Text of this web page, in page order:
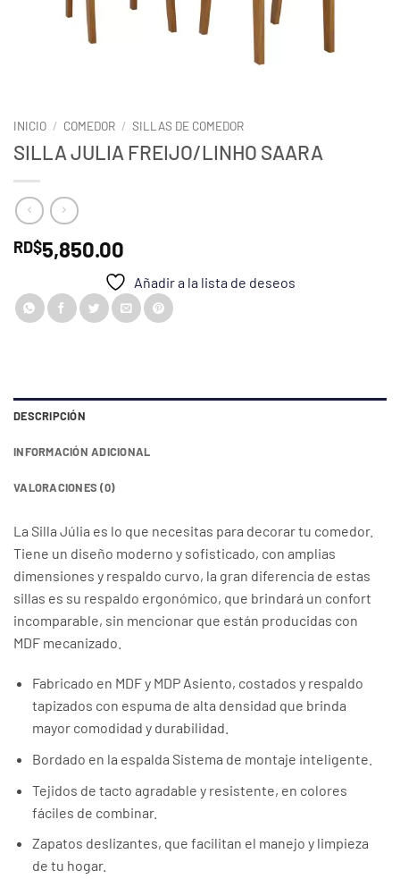
INICIO / COMEDOR / SILLAS DE COMEDOR
SILLA JULIA FREIJO/LINHO SAARA
RD$5,850.00
Añadir a la lista de deseos
DESCRIPCIÓN
INFORMACIÓN ADICIONAL
VALORACIONES (0)
La Silla Júlia es lo que necesitas para decorar tu comedor.
Tiene un diseño moderno y sofisticado, con amplias
dimensiones y respaldo curvo, la gran diferencia de estas
sillas es su respaldo ergonómico, que brindará un confort
incomparable, sin mencionar que están producidas con
MDF mecanizado.
Fabricado en MDF y MDP Asiento, costados y respaldo
tapizados con espuma de alta densidad que brinda
mayor comodidad y durabilidad.
Bordado en la espalda Sistema de montaje inteligente.
Tejidos de tacto agradable y resistente, en colores
fáciles de combinar.
Zapatos deslizantes, que facilitan el manejo y limpieza
de tu hogar.